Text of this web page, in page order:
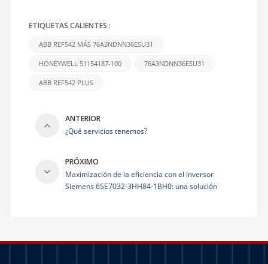
ETIQUETAS CALIENTES :
ABB REF542 MÁS 76A3NDNN36ESU31
HONEYWELL 51154187-100 76A3NDNN36ESU31
ABB REF542 PLUS
ANTERIOR
¿Qué servicios tenemos?
PRÓXIMO
Maximización de la eficiencia con el inversor
Siemens 6SE7032-3HH84-1BH0: una solución